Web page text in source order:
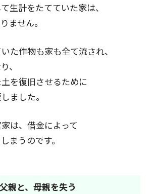
生計をたてていた家は、
ません。
た作物も家も全て流され、
、
を復旧させるために
ました。
は、借金によって
まうのです。
親と、母親を失う